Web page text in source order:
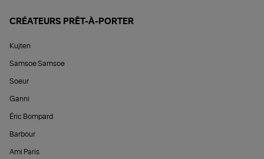
CRÉATEURS PRÊT-À-PORTER
Kujten
Samsoe Samsoe
Soeur
Ganni
Éric Bompard
Barbour
Ami Paris